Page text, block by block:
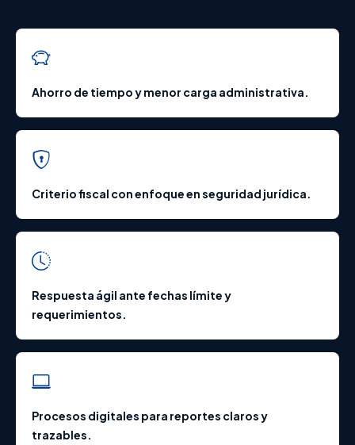
Ahorro de tiempo y menor carga administrativa.
Criterio fiscal con enfoque en seguridad jurídica.
Respuesta ágil ante fechas límite y
requerimientos.
Procesos digitales para reportes claros y
trazables.